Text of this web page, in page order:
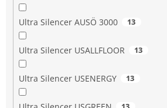
Ultra Silencer AUSÖ 3000 13
Ultra Silencer USALLFLOOR 13
Ultra Silencer USENERGY 13